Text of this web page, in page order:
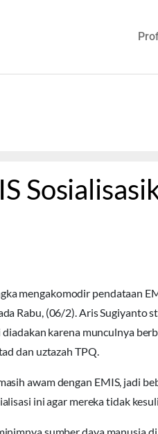
mengakomodir pendataan
Rabu, (06/2). Aris Sugiyanto
diadakan karena munculnya
dan uztazah TPQ.
awam dengan EMIS, jadi
ini agar mereka tidak